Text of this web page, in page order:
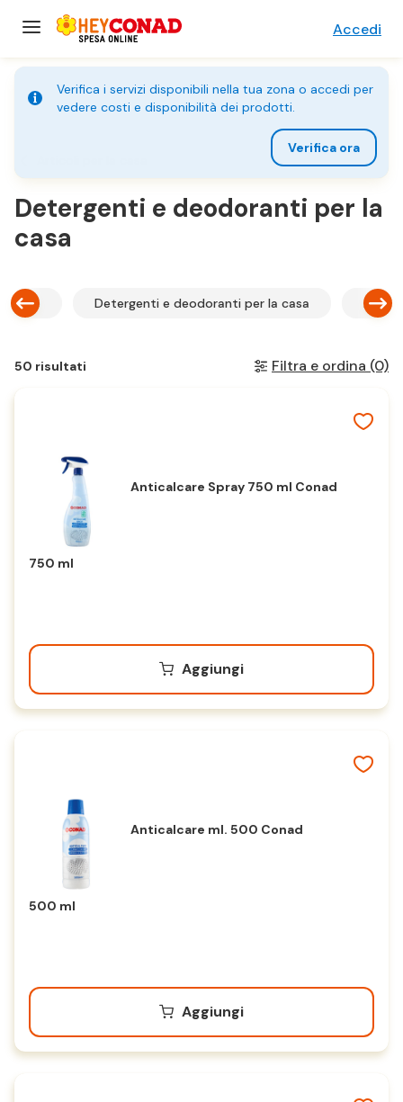
Accedi
Verifica i servizi disponibili nella tua zona o accedi per
vedere costi e disponibilità dei prodotti.
Verifica ora
Detergenti e deodoranti per la
casa
Detergenti e deodoranti per la casa
50 risultati Filtra e ordina (0)
Anticalcare Spray 750 ml Conad
750 ml
Aggiungi
Anticalcare ml. 500 Conad
500 ml
Aggiungi